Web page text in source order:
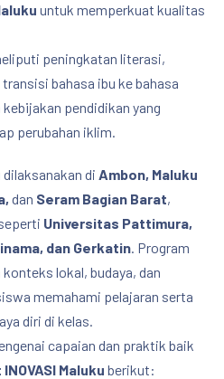
untuk memperkuat kualitas
peningkatan literasi,
bahasa ibu ke bahasa
pendidikan yang
perubahan iklim.
dilaksanakan di Ambon, Maluku
dan Seram Bagian Barat,
Universitas Pattimura,
dan Gerkatin. Program
lokal, budaya, dan
memahami pelajaran serta
diri di kelas.
capaian dan praktik baik
Maluku berikut: